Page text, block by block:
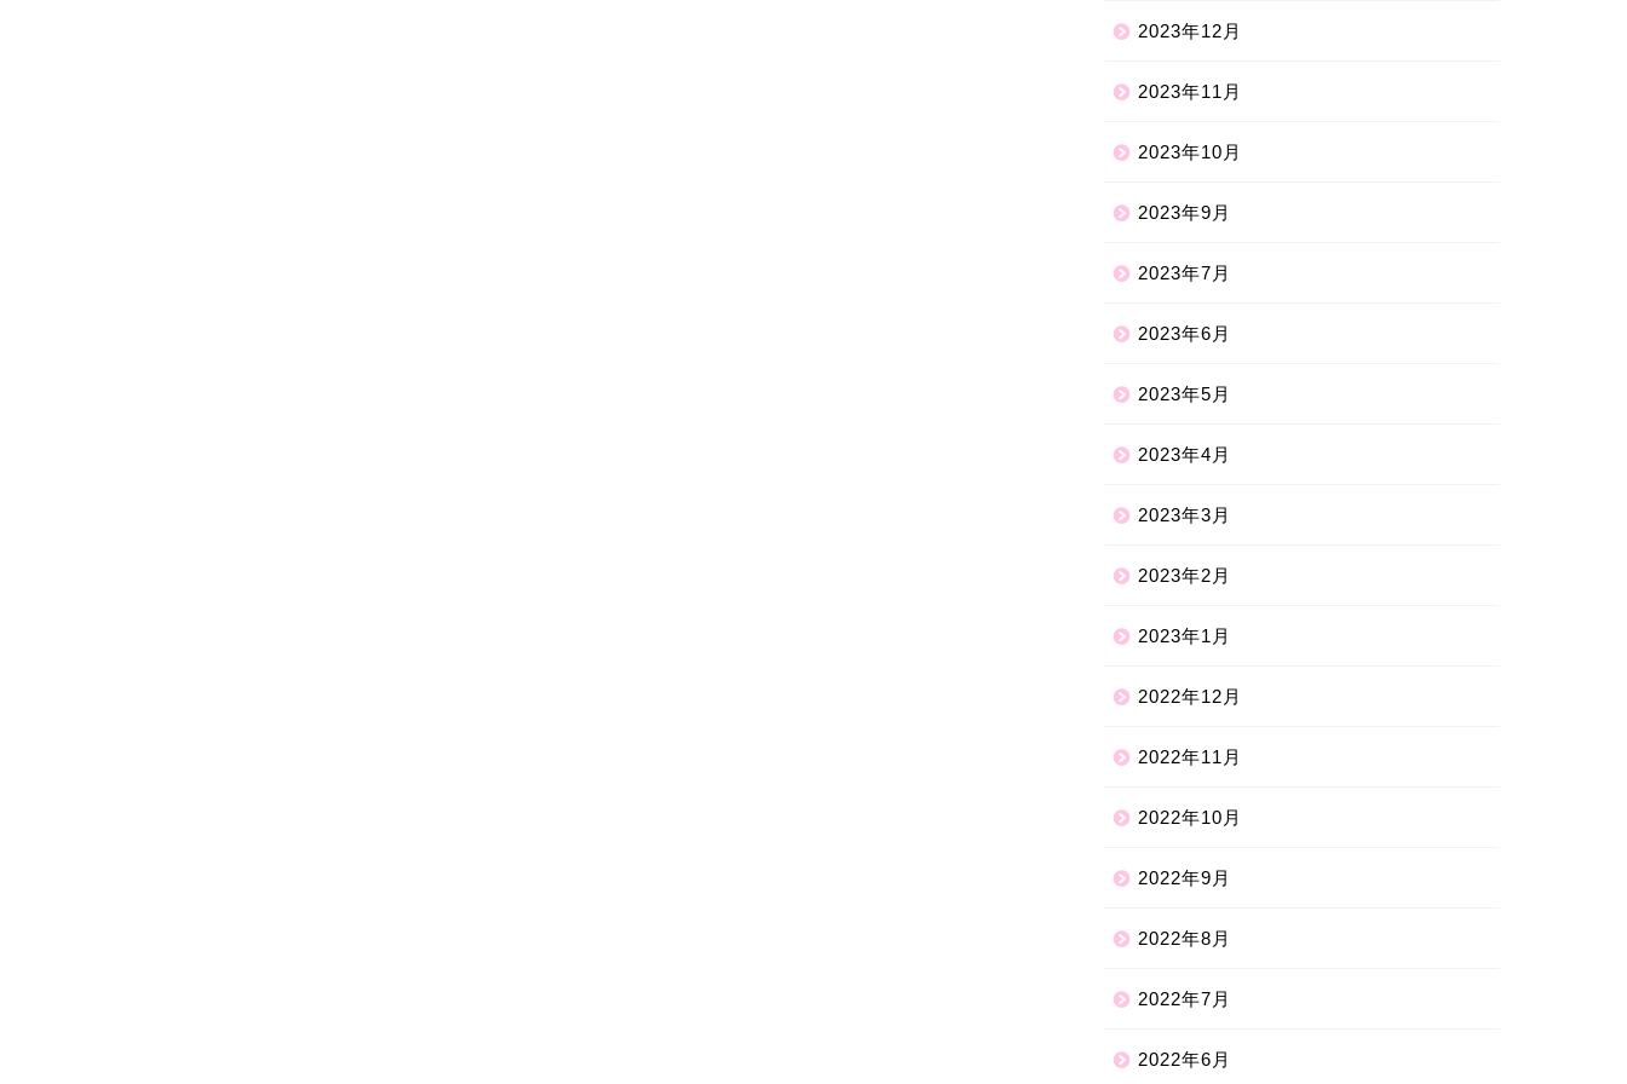
2023年12月
2023年11月
2023年10月
2023年9月
2023年7月
2023年6月
2023年5月
2023年4月
2023年3月
2023年2月
2023年1月
2022年12月
2022年11月
2022年10月
2022年9月
2022年8月
2022年7月
2022年6月